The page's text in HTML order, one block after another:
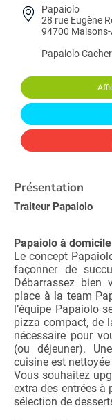
Papaiolo
28 rue Eugène
94700
Papaiolo
Présentation
Traiteur Papaiolo
Papaiolo à domicile
Le concept
façonner de
Débarrassez
place à la team
l’équipe Papaiolo
pizza compact, de
nécessaire pour
(ou déjeuner).
cuisine est
Vous souhaitez
extra des entrées à
sélection de